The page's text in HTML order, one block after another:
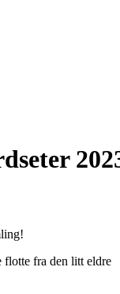
flotte fra den litt eldre